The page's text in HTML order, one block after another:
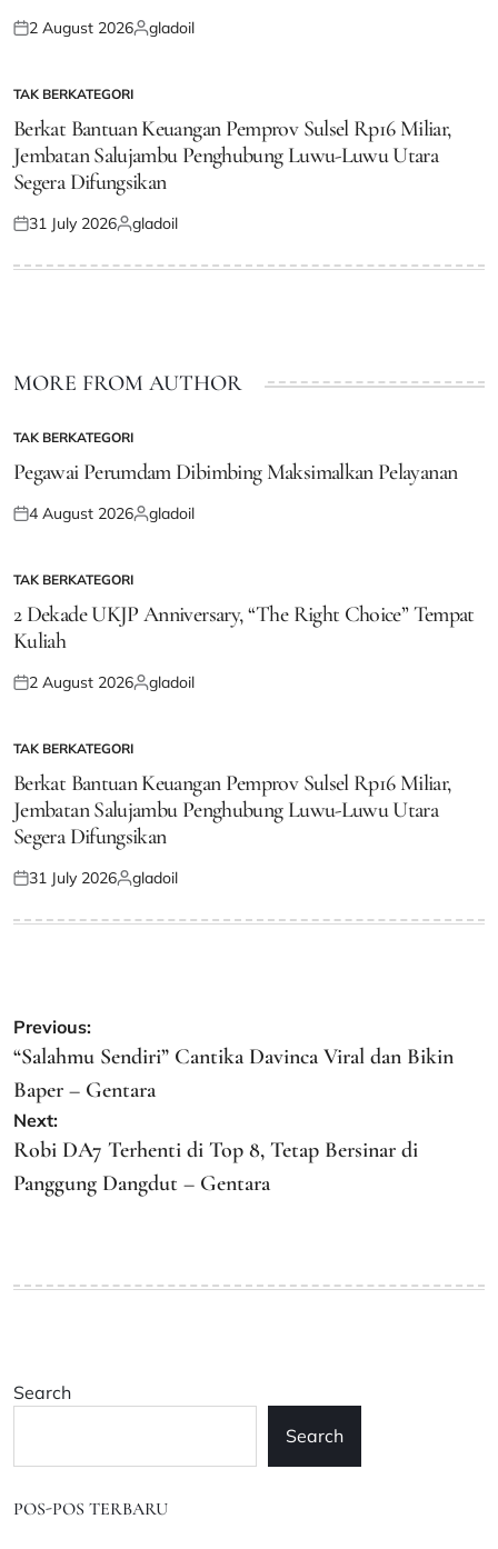
Posted
2 August 2026Posted
gladoil
POSTED
IN
TAK BERKATEGORI
Berkat Bantuan Keuangan Pemprov Sulsel Rp16 Miliar,
Jembatan Salujambu Penghubung Luwu-Luwu Utara
Segera Difungsikan
Posted
31 July 2026Posted
gladoil
MORE FROM AUTHOR
POSTED
IN
TAK BERKATEGORI
Pegawai Perumdam Dibimbing Maksimalkan Pelayanan
Posted
4 August 2026Posted
gladoil
POSTED
TAK BERKATEGORI
2 Dekade UKJP Anniversary, “The Right Choice” Tempat
Kuliah
Posted
2 August 2026Posted
gladoil
POSTED
IN
TAK BERKATEGORI
Berkat Bantuan Keuangan Pemprov Sulsel Rp16 Miliar,
Jembatan Salujambu Penghubung Luwu-Luwu Utara
Segera Difungsikan
Posted
31 July 2026Posted
gladoil
Post
navigation
Previous:
“Salahmu Sendiri” Cantika Davinca Viral dan Bikin
Baper – Gentara
Next:
Robi DA7 Terhenti di Top 8, Tetap Bersinar di
Panggung Dangdut – Gentara
Search
Search
POS-POS TERBARU